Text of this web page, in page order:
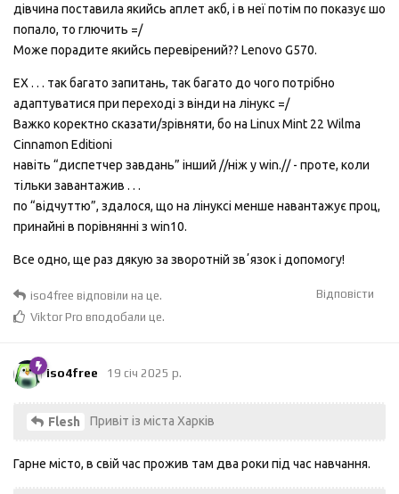
дівчина поставила якийсь аплет акб, і в неї потім по показує шо
попало, то глючить =/
Може порадите якийсь перевірений?? Lenovo G570.
ЕХ . . . так багато запитань, так багато до чого потрібно
адаптуватися при переході з вінди на лінукс =/
Важко коректно сказати/зрівняти, бо на Linux Mint 22 Wilma
Cinnamon Editionі
навіть “диспетчер завдань” інший //ніж у win.// - проте, коли
тільки завантажив . . .
по “відчуттю”, здалося, що на лінуксі менше навантажує проц,
принайні в порівнянні з win10.
Все одно, ще раз дякую за зворотній звʼязок і допомогу!
Відповісти
iso4free відповіли на це.
Viktor Pro вподобали це.
iso4free 19 січ 2025 р.
Flesh Привіт із міста Харків
Гарне місто, в свій час прожив там два роки під час навчання.